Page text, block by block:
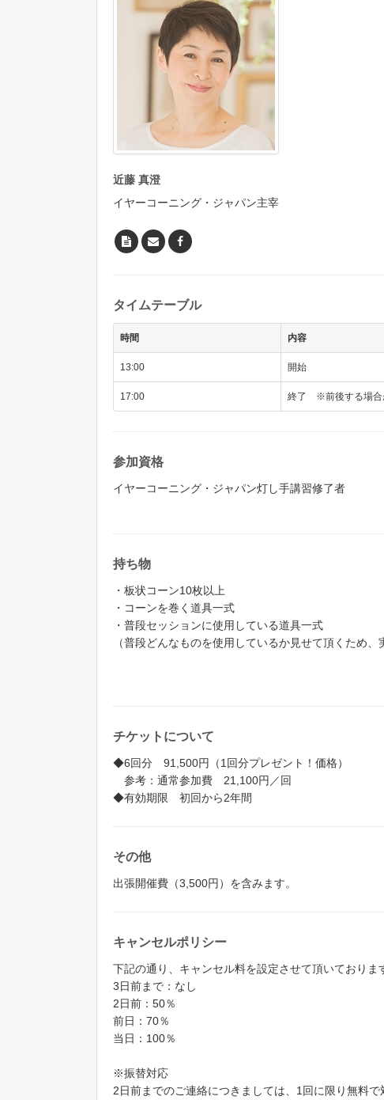
近藤 真澄
イヤーコーニング・ジャパン主宰
タイムテーブル
時間 内容
13:00 開始
17:00 終了 ※前後する場合
参加資格
イヤーコーニング・ジャパン灯し手講習修了者
持ち物
・板状コーン10枚以上
・コーンを巻く道具一式
・普段セッションに使用している道具一式
（普段どんなものを使用しているか見せて頂くため
チケットについて
◆6回分 91,500円（1回分プレゼント！価格）
参考：通常参加費 21,100円／回
◆有効期限 初回から2年間
その他
出張開催費（3,500円）を含みます。
キャンセルポリシー
下記の通り、キャンセル料を設定させて頂いておりま
3日前まで：なし
2日前：50％
前日：70％
当日：100％
※振替対応
2日前までのご連絡につきましては、1回に限り無料で